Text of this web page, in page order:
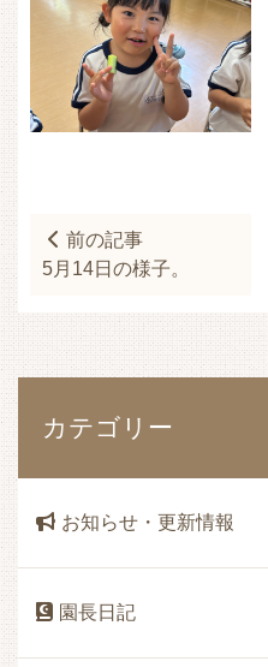
カテゴリー
お知らせ・更新情報
園長日記
前の記事
5月14日の様子。